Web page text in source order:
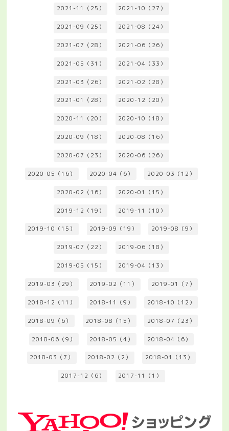
2021-11（25） 2021-10（27）
2021-09（25） 2021-08（24）
2021-07（28） 2021-06（26）
2021-05（31） 2021-04（33）
2021-03（26） 2021-02（28）
2021-01（28） 2020-12（20）
2020-11（20） 2020-10（18）
2020-09（18） 2020-08（16）
2020-07（23） 2020-06（26）
2020-05（16） 2020-04（6） 2020-03（12）
2020-02（16） 2020-01（15）
2019-12（19） 2019-11（10）
2019-10（15） 2019-09（19） 2019-08（9）
2019-07（22） 2019-06（18）
2019-05（15） 2019-04（13）
2019-03（29） 2019-02（11） 2019-01（7）
2018-12（11） 2018-11（9） 2018-10（12）
2018-09（6） 2018-08（15） 2018-07（23）
2018-06（9） 2018-05（4） 2018-04（6）
2018-03（7） 2018-02（2） 2018-01（13）
2017-12（6） 2017-11（1）